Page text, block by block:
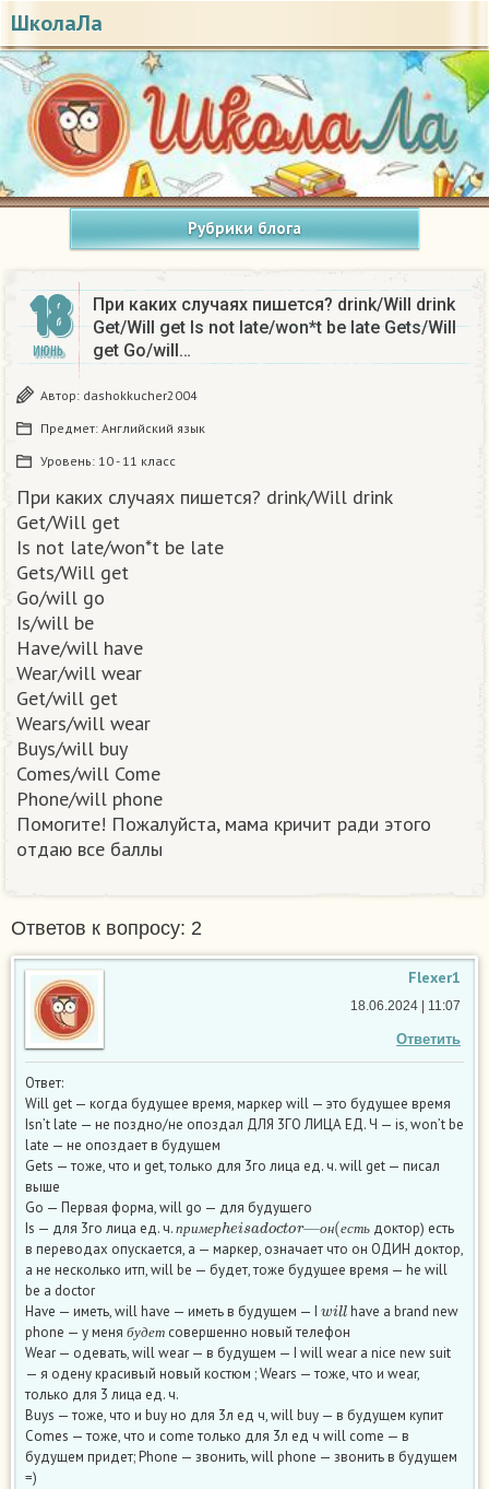
ШколаЛа
Рубрики блога
18
ИЮНЬ
При каких случаях пишется? drink/Will drink
Get/Will get Is not late/won*t be late Gets/Will
get Go/will…
Автор: dashokkucher2004
Предмет: Английский язык
Уровень: 10 - 11 класс
При каких случаях пишется? drink/Will drink
Get/Will get
Is not late/won*t be late
Gets/Will get
Go/will go
Is/will be
Have/will have
Wear/will wear
Get/will get
Wears/will wear
Buys/will buy
Comes/will Come
Phone/will phone
Помогите! Пожалуйста, мама кричит ради этого
отдаю все баллы ​
Ответов к вопросу: 2
Flexer1
Ответить
18.06.2024 | 11:07
Ответ:
Will get — когда будущее время, маркер will — это будущее время
Isn’t late — не поздно/не опоздал ДЛЯ 3ГО ЛИЦА ЕД. Ч — is, won’t be
late — не опоздает в будущем
Gets — тоже, что и get, только для 3го лица ед. ч. will get — писал
выше
Go — Первая форма, will go — для будущего
Is — для 3го лица ед. ч.
п ри рhe sadocto r—
о н(е ть
доктор) есть
в переводах опускается, а — маркер, означает что он ОДИН доктор,
а не несколько итп, will be — будет, тоже будущее время — he will
be a doctor
Have — иметь, will have — иметь в будущем — I
ill
have a brand new
phone — у меня
будет
совершенно новый телефон
Wear — одевать, will wear — в будущем — I will wear a nice new suit
— я одену красивый новый костюм ; Wears — тоже, что и wear,
только для 3 лица ед. ч.
Buys — тоже, что и buy но для 3л ед ч, will buy — в будущем купит
Comes — тоже, что и come только для 3л ед ч will come — в
будущем придет; Phone — звонить, will phone — звонить в будущем
=)